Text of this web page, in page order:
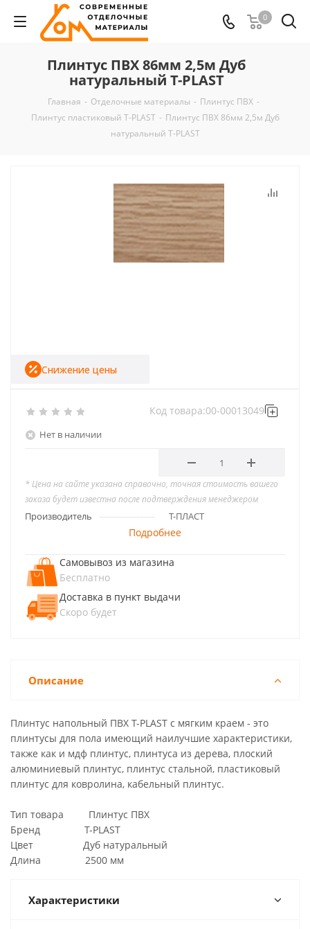
0
Плинтус ПВХ 86мм 2,5м Дуб
натуральный T-PLAST
Главная - Отделочные материалы - Плинтус ПВХ -
Плинтус пластиковый T-PLAST - Плинтус ПВХ 86мм 2,5м Дуб
натуральный T-PLAST
Нет в наличии
Код товара:00-00013049
Снижение цены
* Цена на сайте указана справочно, точная стоимость вашего
заказа будет известна после подтверждения менеджером
Производитель Т-ПЛАСТ
Подробнее
Самовывоз из магазина
Бесплатно
Доставка в пункт выдачи
Скоро будет
Описание
Плинтус напольный ПВХ T-PLAST с мягким краем - это
плинтусы для пола имеющий наилучшие характеристики,
также как и мдф плинтус, плинтуса из дерева, плоский
алюминиевый плинтус, плинтус стальной, пластиковый
плинтус для ковролина, кабельный плинтус.
Тип товара Плинтус ПВХ
Бренд T-PLAST
Цвет Дуб натуральный
Длина 2500 мм
Характеристики